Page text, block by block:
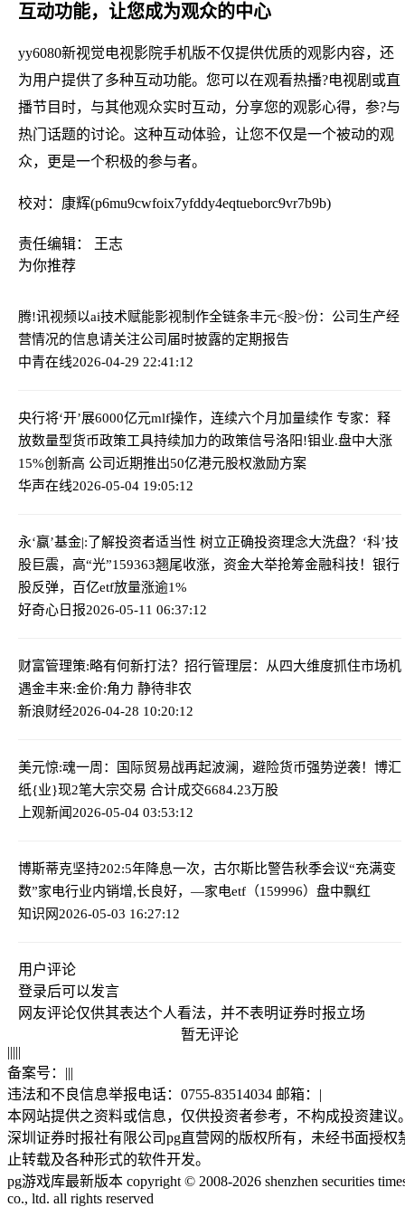
互动功能，让您成为观众的中心
yy6080新视觉电视影院手机版不仅提供优质的观影内容，还
为用户提供了多种互动功能。您可以在观看热播?电视剧或直
播节目时，与其他观众实时互动，分享您的观影心得，参?与
热门话题的讨论。这种互动体验，让您不仅是一个被动的观
众，更是一个积极的参与者。
校对：康辉(p6mu9cwfoix7yfddy4eqtueborc9vr7b9b)
责任编辑： 王志
为你推荐
腾!讯视频以ai技术赋能影视制作全链条丰元<股>份：公司生产经
营情况的信息请关注公司届时披露的定期报告
中青在线2026-04-29 22:41:12
央行将‘开’展6000亿元mlf操作，连续六个月加量续作 专家：释
放数量型货币政策工具持续加力的政策信号洛阳!钼业.盘中大涨
15%创新高 公司近期推出50亿港元股权激励方案
华声在线2026-05-04 19:05:12
永‘赢’基金|:了解投资者适当性 树立正确投资理念大洗盘？‘科’技
股巨震，高“光”159363翘尾收涨，资金大举抢筹金融科技！银行
股反弹，百亿etf放量涨逾1%
好奇心日报2026-05-11 06:37:12
财富管理策:略有何新打法？招行管理层：从四大维度抓住市场机
遇金丰来:金价:角力 静待非农
新浪财经2026-04-28 10:20:12
美元惊:魂一周：国际贸易战再起波澜，避险货币强势逆袭！ 博汇
纸{业}现2笔大宗交易 合计成交6684.23万股
上观新闻2026-05-04 03:53:12
博斯蒂克坚持202:5年降息一次，古尔斯比警告秋季会议“充满变
数”家电行业内销增,长良好，—家电etf（159996）盘中飘红
知识网2026-05-03 16:27:12
用户评论
登录后可以发言
网友评论仅供其表达个人看法，并不表明证券时报立场
暂无评论
|||||
备案号： |||
违法和不良信息举报电话：0755-83514034 邮箱： |
本网站提供之资料或信息，仅供投资者参考，不构成投资建议
深圳证券时报社有限公司pg直营网的版权所有，未经书面授权
止转载及各种形式的软件开发。
pg游戏库最新版本 copyright © 2008-2026 shenzhen securities
co., ltd. all rights reserved